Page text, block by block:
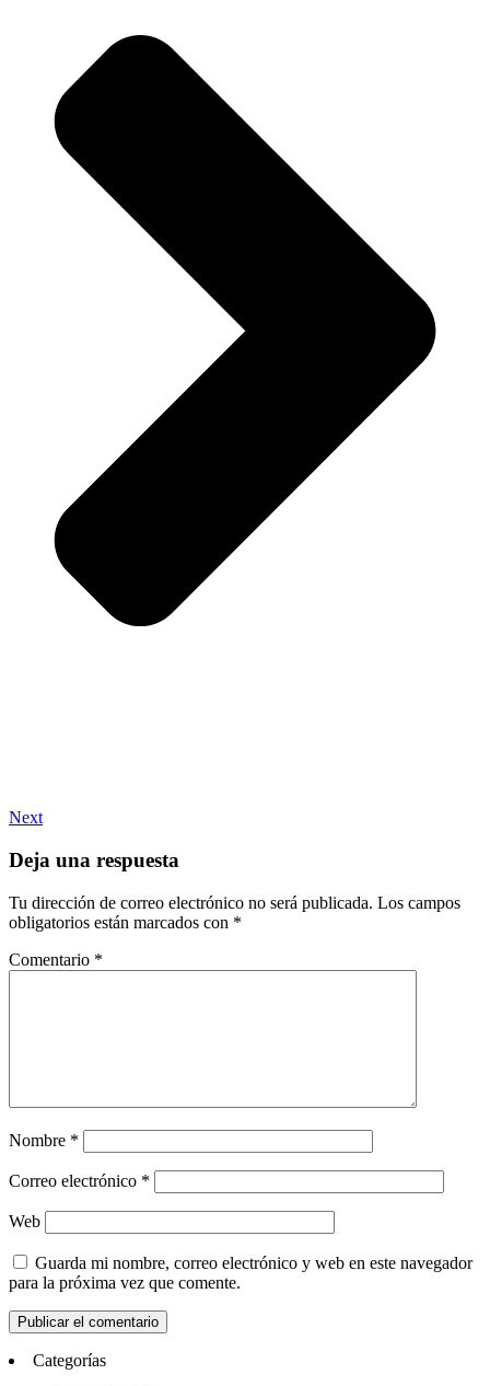
Next
Deja una respuesta
Tu dirección de correo electrónico no será publicada. Los campos
obligatorios están marcados con *
Comentario *
Nombre *
Correo electrónico *
Web
Guarda mi nombre, correo electrónico y web en este navegador
para la próxima vez que comente.
Categorías